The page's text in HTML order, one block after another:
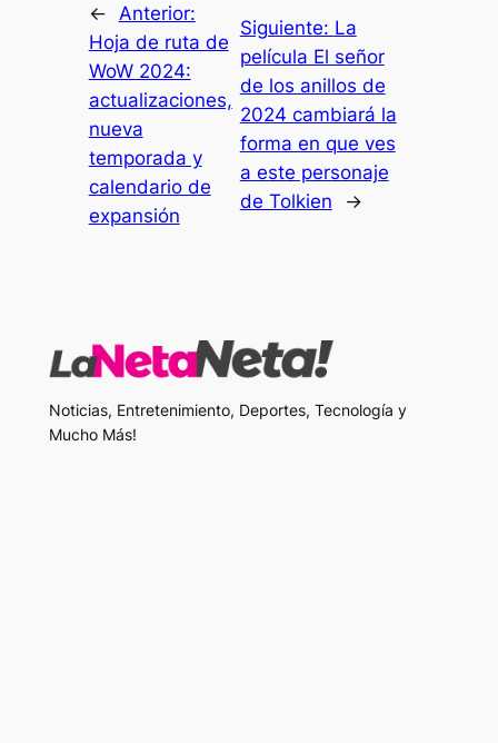
←
Anterior:
Hoja de ruta de
WoW 2024:
actualizaciones,
nueva
temporada y
calendario de
expansión
Siguiente: La
película El señor
de los anillos de
2024 cambiará la
forma en que ves
a este personaje
de Tolkien
→
Noticias, Entretenimiento, Deportes, Tecnología y
Mucho Más!